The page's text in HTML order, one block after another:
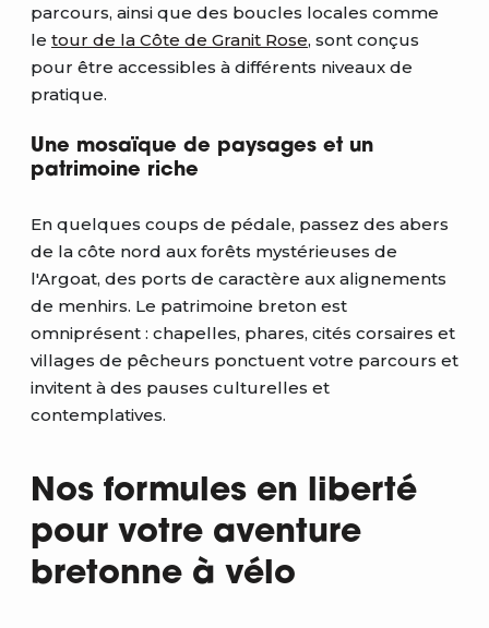
parcours, ainsi que des boucles locales comme
le tour de la Côte de Granit Rose, sont conçus
pour être accessibles à différents niveaux de
pratique.
Une mosaïque de paysages et un
patrimoine riche
En quelques coups de pédale, passez des abers
de la côte nord aux forêts mystérieuses de
l'Argoat, des ports de caractère aux alignements
de menhirs. Le patrimoine breton est
omniprésent : chapelles, phares, cités corsaires et
villages de pêcheurs ponctuent votre parcours et
invitent à des pauses culturelles et
contemplatives.
Nos formules en liberté
pour votre aventure
bretonne à vélo